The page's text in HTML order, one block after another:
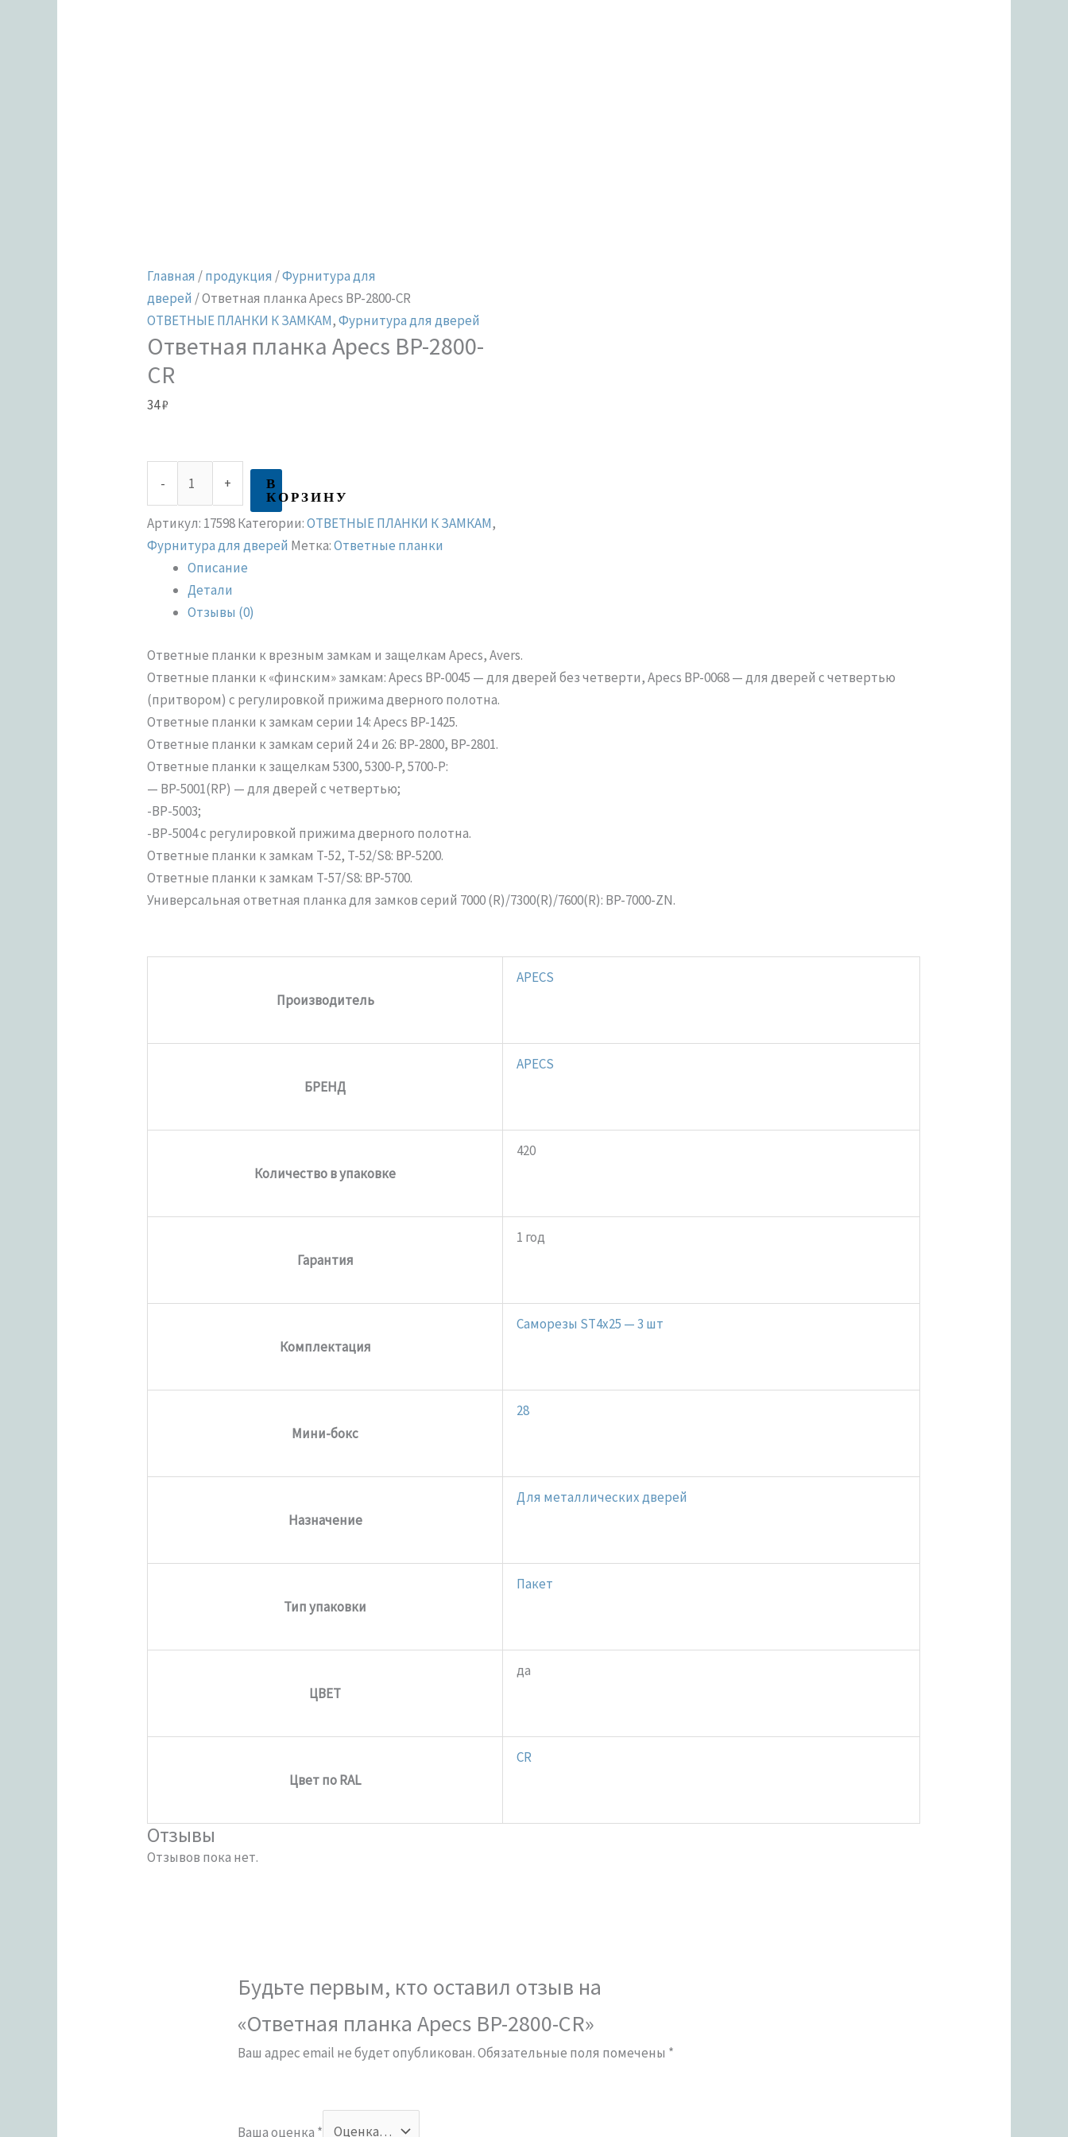
Главная /продукция /Фурнитура для
дверей / Ответная планка Apecs BP-2800-CR
ОТВЕТНЫЕ ПЛАНКИ К ЗАМКАМ,Фурнитура для дверей
Ответная планка Apecs BP-2800-
CR
34₽
- + В
КОРЗИНУ
Артикул: 17598Категории:ОТВЕТНЫЕ ПЛАНКИ К ЗАМКАМ,
Фурнитура для дверей Метка:Ответные планки
Описание
Детали
Отзывы (0)
Ответные планки к врезным замкам и защелкам Apecs, Avers.
Ответные планки к «финским» замкам: Apecs BP-0045 — для дверей без четверти, Apecs BP-0068 — для дверей с четвертью
(притвором) с регулировкой прижима дверного полотна.
Ответные планки к замкам серии 14: Apecs BP-1425.
Ответные планки к замкам серий 24 и 26: BP-2800, BP-2801.
Ответные планки к защелкам 5300, 5300-P, 5700-P:
— BP-5001(RP) — для дверей с четвертью;
-ВР-5003;
-ВР-5004 с регулировкой прижима дверного полотна.
Ответные планки к замкам T-52, T-52/S8: BP-5200.
Ответные планки к замкам T-57/S8: BP-5700.
Универсальная ответная планка для замков серий 7000 (R)/7300(R)/7600(R): BP-7000-ZN.
Производитель
APECS
БРЕНД
APECS
Количество в упаковке
420
Гарантия
1 год
Комплектация
Саморезы ST4x25 — 3 шт
Мини-бокс
28
Назначение
Для металлических дверей
Тип упаковки
Пакет
ЦВЕТ
да
Цвет по RAL
CR
Отзывы
Отзывов пока нет.
Будьте первым, кто оставил отзыв на
«Ответная планка Apecs BP-2800-CR»
Ваш адрес email не будет опубликован.Обязательные поля помечены *
Ваша оценка *